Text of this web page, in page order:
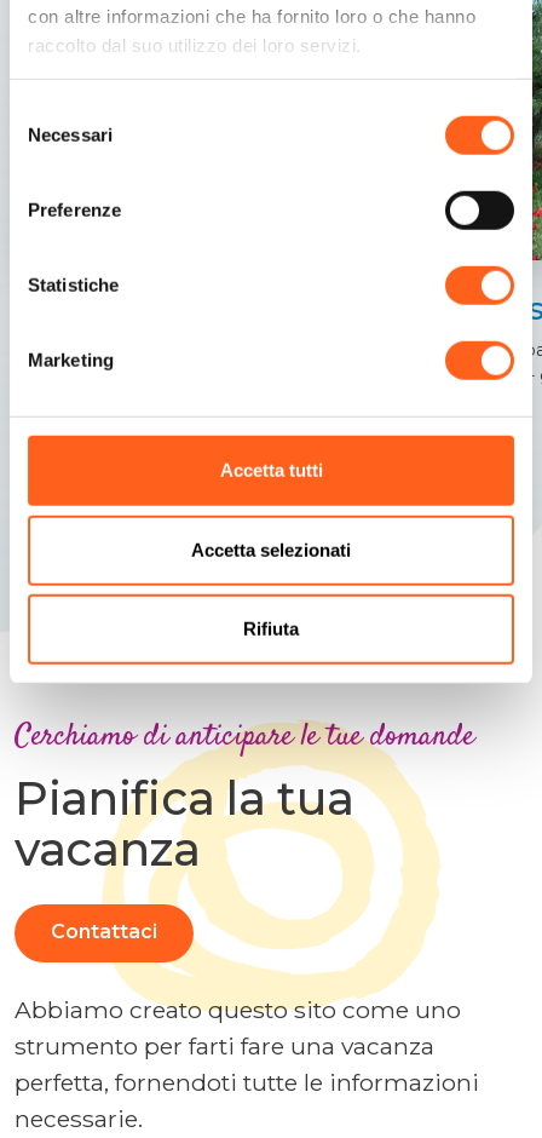
con altre informazioni che ha fornito loro o che hanno
raccolto dal suo utilizzo dei loro servizi.
delNecessari
Preferenze
Statistiche
Marketing
Accetta tutti
Accetta selezionati
Rifiuta
Un abbraccio tra storia e natura
Una
città -
Cerchiamo di anticipare le tue domande
Pianifica la tua
vacanza
Contattaci
Abbiamo creato questo sito come uno
strumento per farti fare una vacanza
perfetta, fornendoti tutte le informazioni
necessarie.